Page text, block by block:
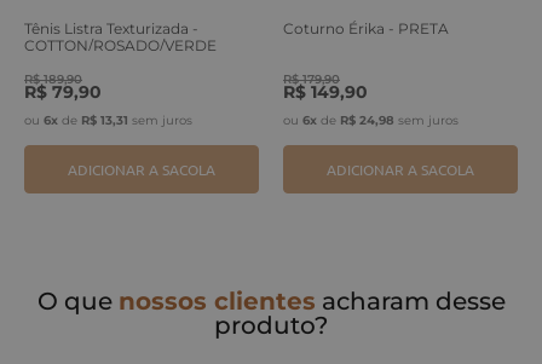
Tênis Listra Texturizada -
COTTON/ROSADO/VERDE
R$ 189,90
R$ 79,90
ou 6x de R$ 13,31 sem juros
ADICIONAR A SACOLA
Coturno Érika - PRETA
R$ 179,90
R$ 149,90
ou 6x de R$ 24,98 sem juros
ADICIONAR A SACOLA
O que nossos clientes acharam desse
produto?